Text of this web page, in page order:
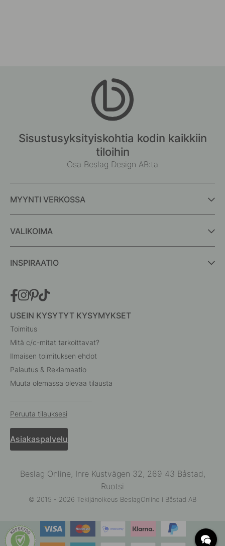
Sisustusyksityiskohtia kodin kaikkiin
tiloihin
Osa Beslag Design AB:ta
MYYNTI VERKOSSA
VALIKOIMA
INSPIRAATIO
USEIN KYSYTYT KYSYMYKSET
Toimitus
Mitä c/c-mitat tarkoittavat?
Ilmaisen toimituksen ehdot
Palautus & Reklamaatio
Muuta olemassa olevaa tilausta
Peruuta tilauksesi
Asiakaspalvelu
Beslag Online, Inre Kustvägen 32, 269 43 Båstad,
Ruotsi
© 2015 - 2026 Tekijänoikeus BeslagOnline i Båstad AB